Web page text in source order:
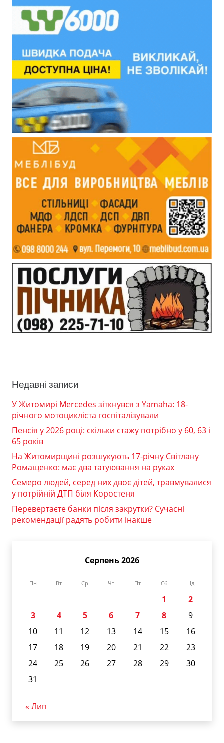
Недавні записи
У Житомирі Mercedes зіткнувся з Yamaha: 18-
річного мотоцикліста госпіталізували
Пенсія у 2026 році: скільки стажу потрібно у 60, 63 і
65 років
На Житомирщині розшукують 17-річну Світлану
Ромащенко: має два татуювання на руках
Семеро людей, серед них двоє дітей, травмувалися
у потрійній ДТП біля Коростеня
Перевертаєте банки після закрутки? Сучасні
рекомендації радять робити інакше
Серпень 2026
Пн Вт Ср Чт Пт Сб Нд
1
2
3
4 5 6 7 8
9
10
11 12 13 14 15
16
17
18 19 20 21 22
23
24
25 26 27 28 29
30
31
« Лип